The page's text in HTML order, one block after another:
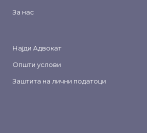
За нас
Најди Адвокат
Општи услови
Заштита на лични податоци